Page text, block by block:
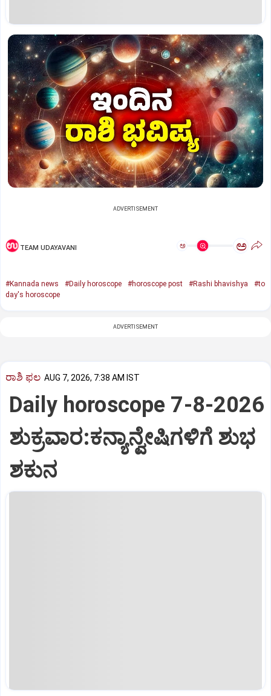
ADVERTISEMENT
TEAM UDAYAVANI ಅ ಅ
#Kannada news #Daily horoscope #horoscope post #Rashi bhavishya
#to
day's horoscope
ADVERTISEMENT
ರಾಶಿ ಫಲ AUG 7, 2026, 7:38 AM IST
Daily horoscope 7-8-2026
ಶುಕ್ರವಾರ:ಕನ್ಯಾನ್ವೇಷಿಗಳಿಗೆ ಶುಭ
ಶಕುನ